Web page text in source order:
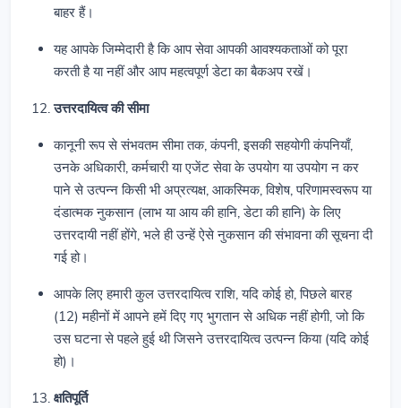
बाहर हैं।
यह आपके जिम्मेदारी है कि आप सेवा आपकी आवश्यकताओं को पूरा
करती है या नहीं और आप महत्वपूर्ण डेटा का बैकअप रखें।
उत्तरदायित्व की सीमा
कानूनी रूप से संभवतम सीमा तक, कंपनी, इसकी सहयोगी कंपनियाँ,
उनके अधिकारी, कर्मचारी या एजेंट सेवा के उपयोग या उपयोग न कर
पाने से उत्पन्न किसी भी अप्रत्यक्ष, आकस्मिक, विशेष, परिणामस्वरूप या
दंडात्मक नुकसान (लाभ या आय की हानि, डेटा की हानि) के लिए
उत्तरदायी नहीं होंगे, भले ही उन्हें ऐसे नुकसान की संभावना की सूचना दी
गई हो।
आपके लिए हमारी कुल उत्तरदायित्व राशि, यदि कोई हो, पिछले बारह
(12) महीनों में आपने हमें दिए गए भुगतान से अधिक नहीं होगी, जो कि
उस घटना से पहले हुई थी जिसने उत्तरदायित्व उत्पन्न किया (यदि कोई
हो)।
क्षतिपूर्ति